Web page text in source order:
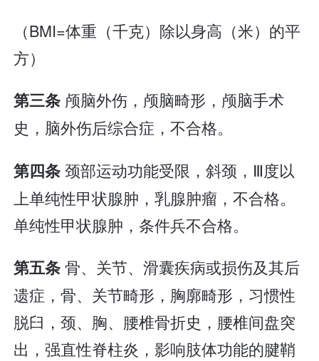
（BMI=体重（千克）除以身高（米）的平
方）
第三条 颅脑外伤，颅脑畸形，颅脑手术
史，脑外伤后综合症，不合格。
第四条颈部运动功能受限，斜颈，Ⅲ度以
上单纯性甲状腺肿，乳腺肿瘤，不合格。
单纯性甲状腺肿，条件兵不合格。
第五条骨、关节、滑囊疾病或损伤及其后
遗症，骨、关节畸形，胸廓畸形，习惯性
脱臼，颈、胸、腰椎骨折史，腰椎间盘突
出，强直性脊柱炎，影响肢体功能的腱鞘